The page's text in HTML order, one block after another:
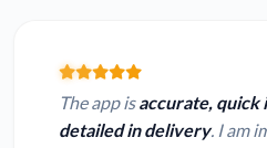
The app isaccurate, quick
detailed in delivery. I am